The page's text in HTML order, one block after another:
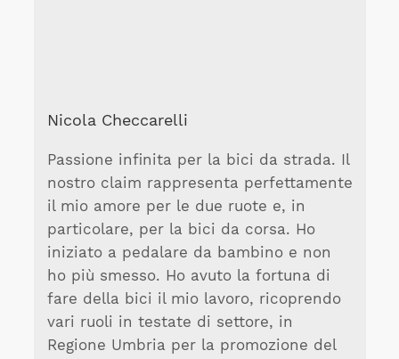
Nicola Checcarelli
Passione infinita per la bici da strada. Il
nostro claim rappresenta perfettamente
il mio amore per le due ruote e, in
particolare, per la bici da corsa. Ho
iniziato a pedalare da bambino e non
ho più smesso. Ho avuto la fortuna di
fare della bici il mio lavoro, ricoprendo
vari ruoli in testate di settore, in
Regione Umbria per la promozione del